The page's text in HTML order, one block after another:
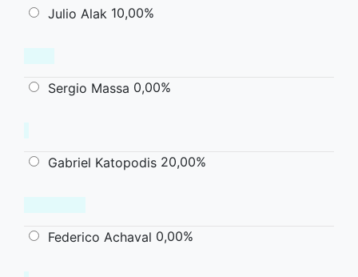
Julio Alak 10,00%
Sergio Massa 0,00%
Gabriel Katopodis 20,00%
Federico Achaval 0,00%